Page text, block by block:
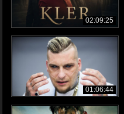
02:09:25
01:06:44